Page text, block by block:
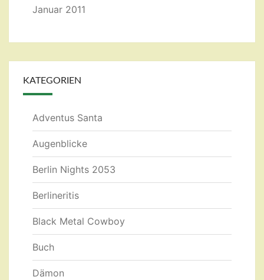
Januar 2011
KATEGORIEN
Adventus Santa
Augenblicke
Berlin Nights 2053
Berlineritis
Black Metal Cowboy
Buch
Dämon